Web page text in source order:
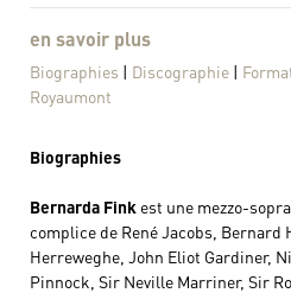
en savoir plus
Biographies | Discographie |
Royaumont
Biographies
Bernarda Fink est une mezzo-
complice de René Jacobs,
Herreweghe, John Eliot Gardiner,
Pinnock, Sir Neville Marriner, Sir